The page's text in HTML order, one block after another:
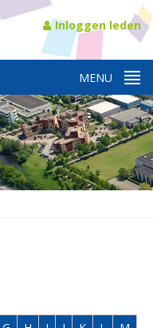
Inloggen leden